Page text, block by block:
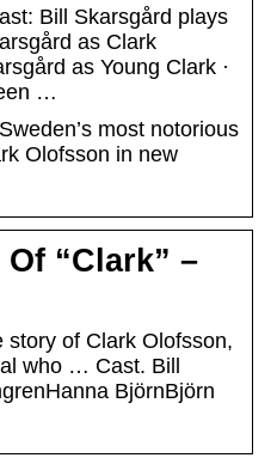
Bill Skarsgård plays
as Clark
as Young Clark ·
…
most notorious
Olofsson in new
“Clark” –
of Clark Olofsson,
who … Cast. Bill
BjörnBjörn